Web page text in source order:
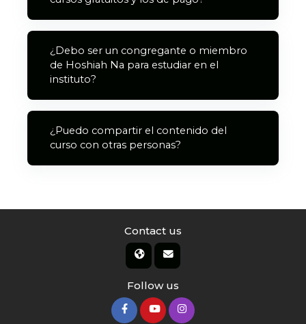
¿Debo ser un congregante o miembro
de Hoshiah Na para estudiar en el
instituto?
¿Puedo compartir el contenido del
curso con otras personas?
Contact us
Follow us